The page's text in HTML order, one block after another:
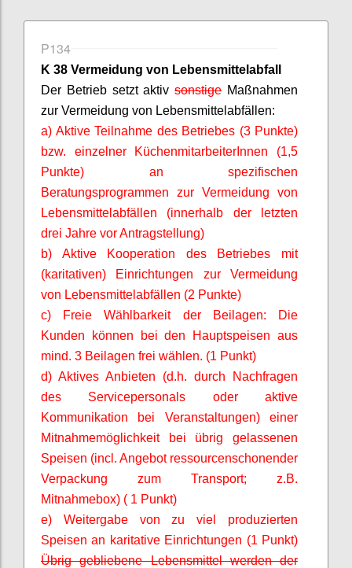
P134
K 38 Vermeidung von Lebensmittelabfall
Der Betrieb setzt aktivsonstigeMaßnahmen
zur Vermeidung von Lebensmittelabfällen:
a) Aktive Teilnahme des Betriebes (3 Punkte)
bzw. einzelner KüchenmitarbeiterInnen (1,5
Punkte) an spezifischen
Beratungsprogrammen zur Vermeidung von
Lebensmittelabfällen (innerhalb der letzten
drei Jahre vor Antragstellung)
b) Aktive Kooperation des Betriebes mit
(karitativen) Einrichtungen zur Vermeidung
von Lebensmittelabfällen (2 Punkte)
c) Freie Wählbarkeit der Beilagen: Die
Kunden können bei den Hauptspeisen aus
mind. 3 Beilagen frei wählen. (1 Punkt)
d) Aktives Anbieten (d.h. durch Nachfragen
des Servicepersonals oder aktive
Kommunikation bei Veranstaltungen) einer
Mitnahmemöglichkeit bei übrig gelassenen
Speisen (incl. Angebot ressourcenschonender
Verpackung zum Transport; z.B.
Mitnahmebox) ( 1 Punkt)
e) Weitergabe von zu viel produzierten
Speisen an karitative Einrichtungen (1 Punkt)
Übrig gebliebene Lebensmittel werden der